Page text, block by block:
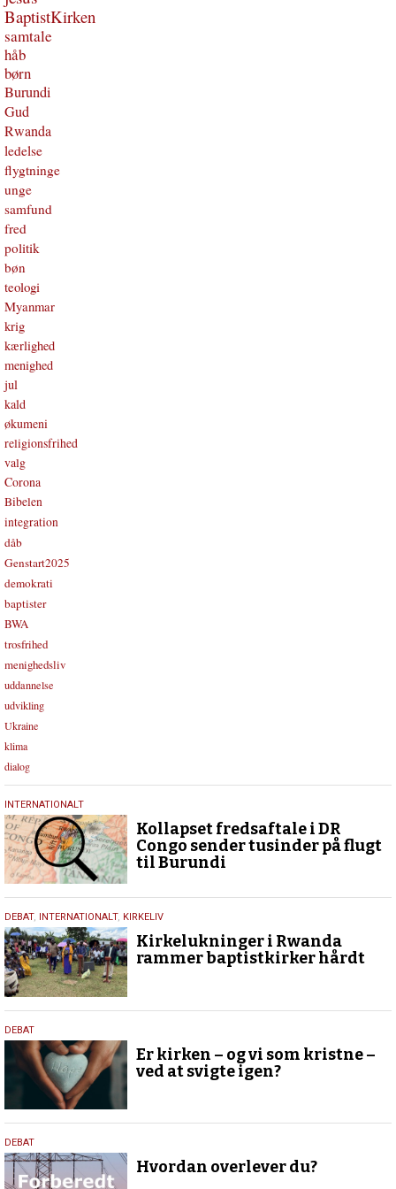
BaptistKirken
samtale
håb
børn
Burundi
Gud
Rwanda
ledelse
flygtninge
unge
samfund
fred
politik
bøn
teologi
Myanmar
krig
kærlighed
menighed
jul
kald
økumeni
religionsfrihed
valg
Corona
Bibelen
integration
dåb
Genstart2025
demokrati
baptister
BWA
trosfrihed
menighedsliv
uddannelse
udvikling
Ukraine
klima
dialog
15.
december
2025
INTERNATIONALT
Kollapset fredsaftale i DR
Congo sender tusinder på flugt
til Burundi
2.
april
2025
DEBAT, INTERNATIONALT, KIRKELIV
Kirkelukninger i Rwanda
rammer baptistkirker hårdt
20.
februar
2025
DEBAT
Er kirken – og vi som kristne –
ved at svigte igen?
5.
september
2024
DEBAT
Hvordan overlever du?